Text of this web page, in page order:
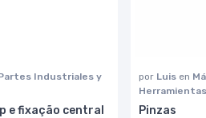
Industriales y
e fixação central
por Luis en
Herramientas
Pinzas